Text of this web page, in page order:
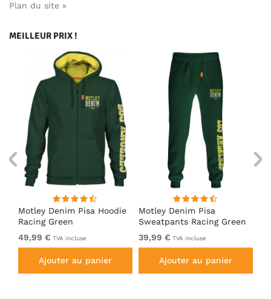
Plan du site »
MEILLEUR PRIX !
Motley Denim Pisa Hoodie
Racing Green
49,99 € TVA incluse
Ajouter au panier
Motley Denim Pisa
Sweatpants Racing Green
39,99 € TVA incluse
Ajouter au panier